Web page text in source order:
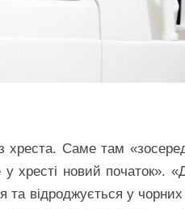
хреста. Саме там
хресті новий початок».
та відроджується у